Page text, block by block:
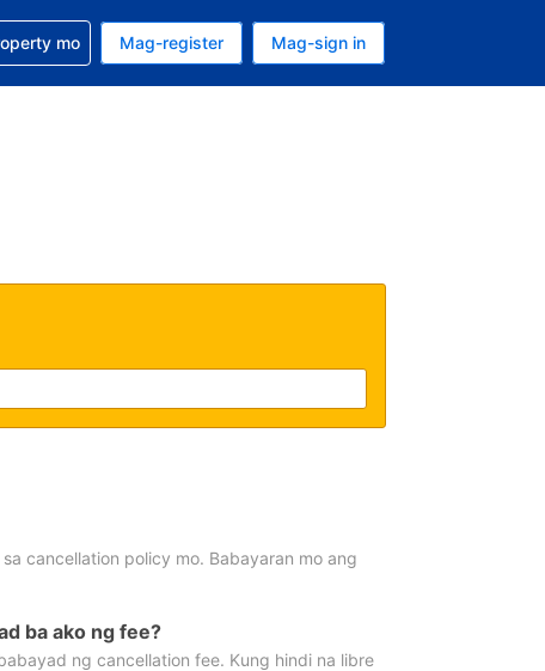
mo ngayon
ang wika mo ngayon
tulong sa reservation mo
mo Mag-register Mag-sign in
cancellation policy mo. Babayaran mo ang
ba ako ng fee?
ng cancellation fee. Kung hindi na libre